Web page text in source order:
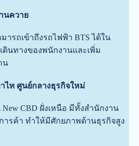
นควาย
ารถเข้าถึงรถไฟฟ้า BTS ได้ใน
ดินทางของพนักงานและเพิ่ม
น
ไท ศูนย์กลางธุรกิจใหม่
CBD ฝั่งเหนือ มีทั้งสำนักงาน
รค้า ทำให้มีศักยภาพด้านธุรกิจสูง